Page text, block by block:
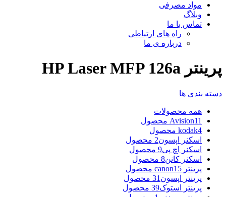
مواد مصرفی
وبلاگ
تماس با ما
راه های ارتباطی
درباره ی ما
پرینتر HP Laser MFP 126a
دسته بندی ها
همه محصولات
Avision11 محصول
kodak4 محصول
اسکنر اپسون2 محصول
اسکنر اچ پی9 محصول
اسکنر کانن8 محصول
پرینتر canon 15 محصول
پرینتر اپسون 31 محصول
پرینتر استوک39 محصول